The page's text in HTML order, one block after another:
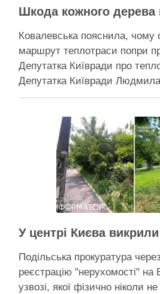
Ковалевська пояснила, чому
маршрут теплотраси попри
Депутатка Київради про
Депутатка Київради
серпня прокоментувала
на Теремках, заявивши, що
жителів через вирубку
необхідності забезпечити
будинків. …
Активісти району
Подільська прокуратура
реєстрацію "нерухомості" на
узвозі, якої фізично ніколи